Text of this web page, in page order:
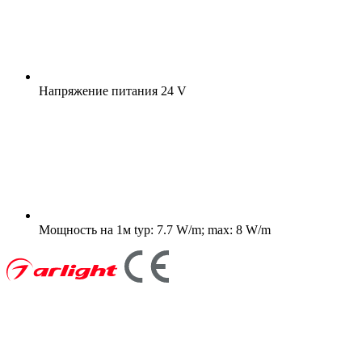
Напряжение питания 24 V
Мощность на 1м typ: 7.7 W/m; max: 8 W/m